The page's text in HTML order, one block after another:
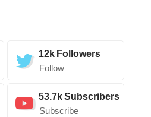
12k Followers
Follow
53.7kSubscribers
Subscribe